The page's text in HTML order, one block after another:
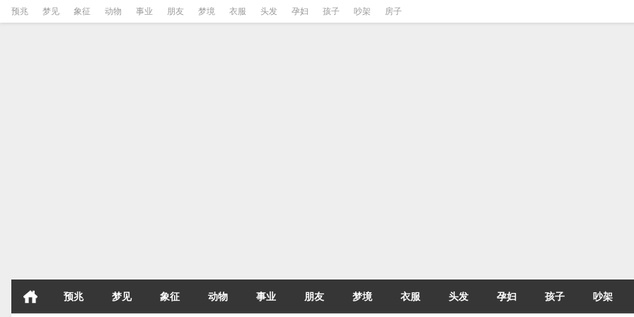
预兆 梦见 象征 动物 事业 朋友 梦境 衣服 头发 孕妇 孩子 吵架 房子
预兆 梦见 象征 动物 事业 朋友 梦境 衣服 头发 孕妇 孩子 吵架